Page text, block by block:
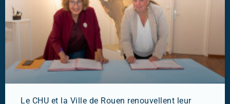
Le CHU et la Ville de Rouen renouvellent leur